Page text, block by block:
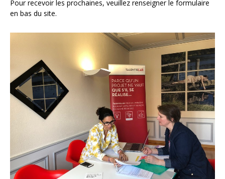
Nos services
Projets finalisés
Pour recevoir les prochaines, veuillez renseigner le formulaire
en bas du site.